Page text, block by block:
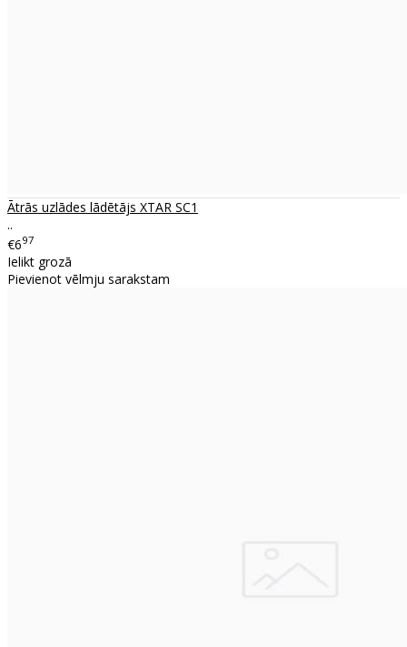
Ātrās uzlādes lādētājs XTAR SC1
..
€697
Ielikt grozā
Pievienot vēlmju sarakstam